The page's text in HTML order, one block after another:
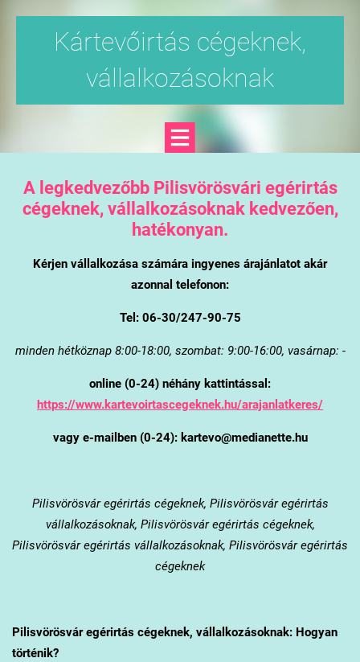
Kártevőirtás cégeknek,
vállalkozásoknak
A legkedvezőbb Pilisvörösvári egérirtás
cégeknek, vállalkozásoknak kedvezően,
hatékonyan.
Kérjen vállalkozása számára ingyenes árajánlatot akár
azonnal telefonon:
Tel: 06-30/247-90-75
minden hétköznap 8:00-18:00, szombat: 9:00-16:00, vasárnap: -
online (0-24) néhány kattintással:
https://www.kartevoirtascegeknek.hu/arajanlatkeres/
vagy e-mailben (0-24): kartevo@medianette.hu
Pilisvörösváregérirtás cégeknek, Pilisvörösvár egérirtás
vállalkozásoknak, Pilisvörösvár egérirtás cégeknek,
Pilisvörösvár egérirtás vállalkozásoknak, Pilisvörösvár egérirtás
cégeknek
Pilisvörösváregérirtás cégeknek, vállalkozásoknak: Hogyan
történik?